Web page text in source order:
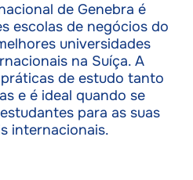
de Genebra é
escolas de negócios do
universidades
na Suíça. A
de estudo tanto
e é ideal quando se
para as suas
internacionais.